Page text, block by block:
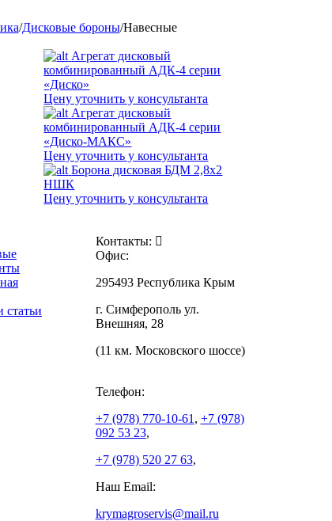
/Дисковые бороны/Навесные
Агрегат дисковый
комбинированный АДК-4 серии
«Диско»
Цену уточнить у консультанта
Агрегат дисковый
комбинированный АДК-4 серии
«Диско-МАКС»
Цену уточнить у консультанта
Борона дисковая БДМ 2,8х2
НШК
Цену уточнить у консультанта
статьи
Контакты:
Офис:
295493 Республика Крым
г. Симферополь ул.
Внешняя, 28
(11 км. Московского шоссе)
Телефон:
+7 (978) 770-10-61 , +7 (978)
092 53 23,
+7 (978) 520 27 63,
Наш Email:
krymagroservis@mail.ru